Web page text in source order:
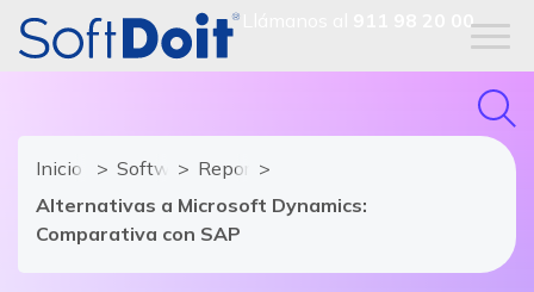
911 98 20 00
Inicio Software ERPReportajes
Alternativas a Microsoft Dynamics:
Comparativa con SAP